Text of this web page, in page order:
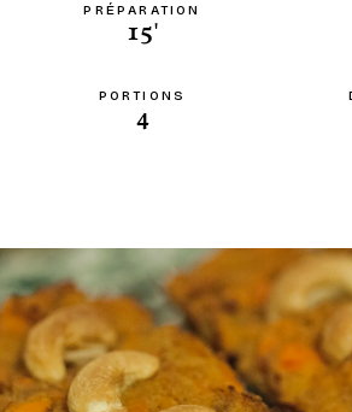
PRÉPARATION
15'
PORTIONS
4